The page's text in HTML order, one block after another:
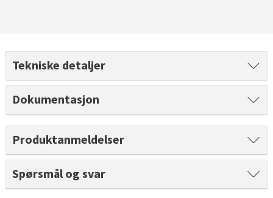
Tekniske detaljer
Dokumentasjon
Produktanmeldelser
Spørsmål og svar